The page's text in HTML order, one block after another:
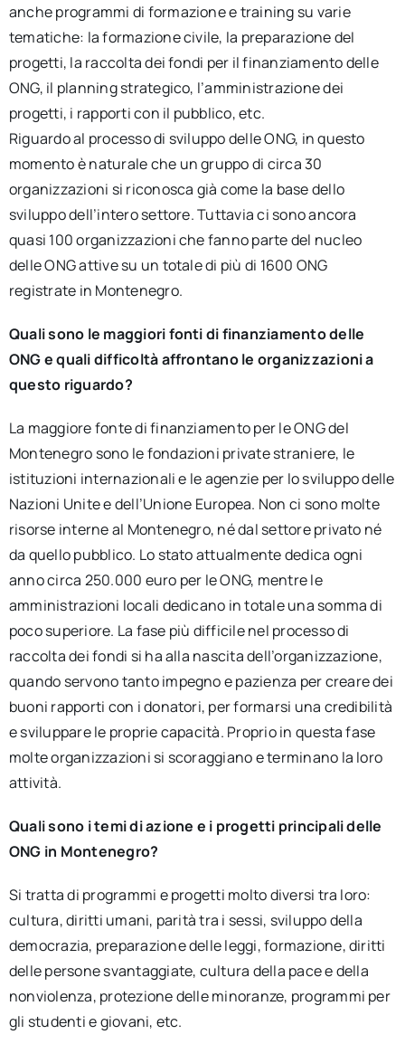
anche programmi di formazione e training su varie
tematiche: la formazione civile, la preparazione deI
progetti, la raccolta dei fondi per il finanziamento delle
ONG, il planning strategico, l’amministrazione dei
progetti, i rapporti con il pubblico, etc.
Riguardo al processo di sviluppo delle ONG, in questo
momento è naturale che un gruppo di circa 30
organizzazioni si riconosca già come la base dello
sviluppo dell’intero settore. Tuttavia ci sono ancora
quasi 100 organizzazioni che fanno parte del nucleo
delle ONG attive su un totale di più di 1600 ONG
registrate in Montenegro.
Quali sono le maggiori fonti di finanziamento delle
ONG e quali difficoltà affrontano le organizzazioni a
questo riguardo?
La maggiore fonte di finanziamento per le ONG del
Montenegro sono le fondazioni private straniere, le
istituzioni internazionali e le agenzie per lo sviluppo delle
Nazioni Unite e dell’Unione Europea. Non ci sono molte
risorse interne al Montenegro, né dal settore privato né
da quello pubblico. Lo stato attualmente dedica ogni
anno circa 250.000 euro per le ONG, mentre le
amministrazioni locali dedicano in totale una somma di
poco superiore. La fase più difficile nel processo di
raccolta dei fondi si ha alla nascita dell’organizzazione,
quando servono tanto impegno e pazienza per creare dei
buoni rapporti con i donatori, per formarsi una credibilità
e sviluppare le proprie capacità. Proprio in questa fase
molte organizzazioni si scoraggiano e terminano la loro
attività.
Quali sono i temi di azione e i progetti principali delle
ONG in Montenegro?
Si tratta di programmi e progetti molto diversi tra loro:
cultura, diritti umani, parità tra i sessi, sviluppo della
democrazia, preparazione delle leggi, formazione, diritti
delle persone svantaggiate, cultura della pace e della
nonviolenza, protezione delle minoranze, programmi per
gli studenti e giovani, etc.